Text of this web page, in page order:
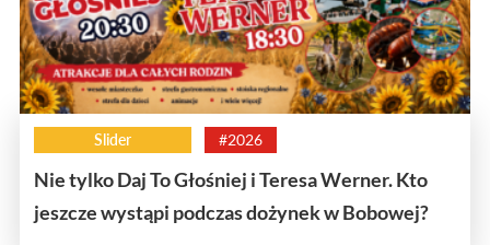
Slider #2026
Nie tylko Daj To Głośniej i Teresa Werner. Kto
jeszcze wystąpi podczas dożynek w Bobowej?